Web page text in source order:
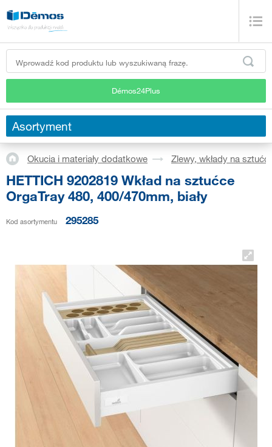
Démos24Plus
Asortyment
Okucia i materiały dodatkowe Zlewy, wkłady na
HETTICH 9202819 Wkład na sztućce
OrgaTray 480, 400/470mm, biały
Kod asortymentu 295285